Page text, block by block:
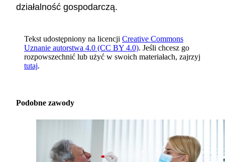
działalność gospodarczą.
Tekst udostępniony na licencji Creative Commons
Uznanie autorstwa 4.0 (CC BY 4.0). Jeśli chcesz go
rozpowszechnić lub użyć w swoich materiałach, zajrzyj
tutaj.
Podobne zawody